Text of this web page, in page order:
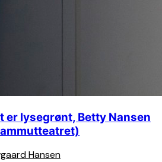
er lysegrønt, Betty Nansen
Hansen